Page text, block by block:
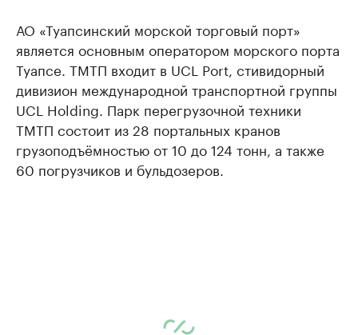
АО «Туапсинский морской торговый порт»
является основным оператором морского порта
Туапсе. ТМТП входит в UCL Port, стивидорный
дивизион международной транспортной группы
UCL Holding. Парк перегрузочной техники
ТМТП состоит из 28 портальных кранов
грузоподъёмностью от 10 до 124 тонн, а также
60 погрузчиков и бульдозеров.